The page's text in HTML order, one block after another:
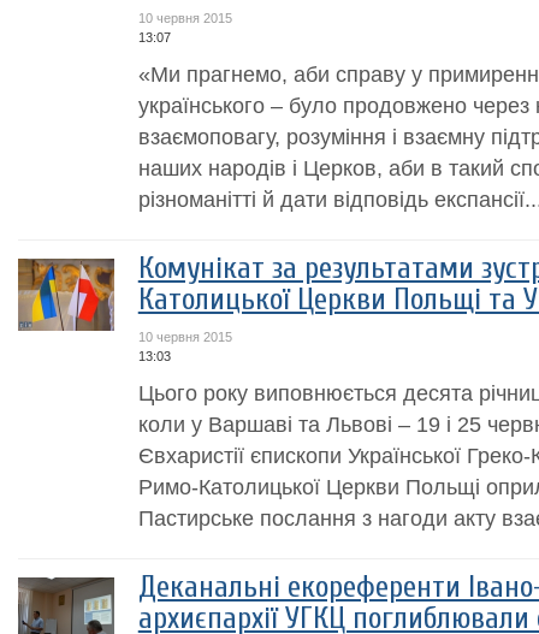
10 червня 2015
13:07
«Ми прагнемо, аби справу у
українського – було продовжено через
взаємоповагу, розуміння і взаємну
наших народів і Церков, аби в такий
різноманітті й дати відповідь
Комунікат за результатами
Католицької Церкви Польщі та
10 червня 2015
13:03
Цього року виповнюється десята
коли у Варшаві та Львові – 19 і 25
Євхаристії єпископи Української
Римо-Католицької Церкви Польщі
Пастирське послання з нагоди акту
Деканальні екореференти
архиєпархії УГКЦ поглиблювали